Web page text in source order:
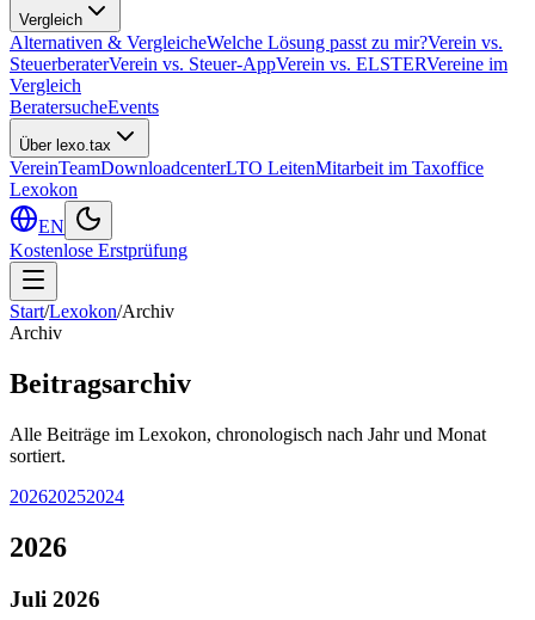
Vergleich
Alternativen & VergleicheWelche Lösung passt zu mir?Verein vs.
SteuerberaterVerein vs. Steuer-AppVerein vs. ELSTERVereine im
Vergleich
BeratersucheEvents
Über lexo.tax
VereinTeamDownloadcenterLTO LeitenMitarbeit im Taxoffice
Lexokon
EN
Kostenlose Erstprüfung
Start/Lexokon/Archiv
Archiv
Beitragsarchiv
Alle Beiträge im Lexokon, chronologisch nach Jahr und Monat
sortiert.
202620252024
2026
Juli 2026